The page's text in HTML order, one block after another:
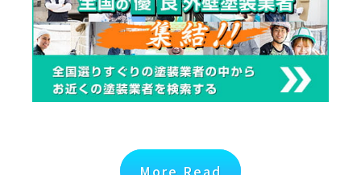
More Read